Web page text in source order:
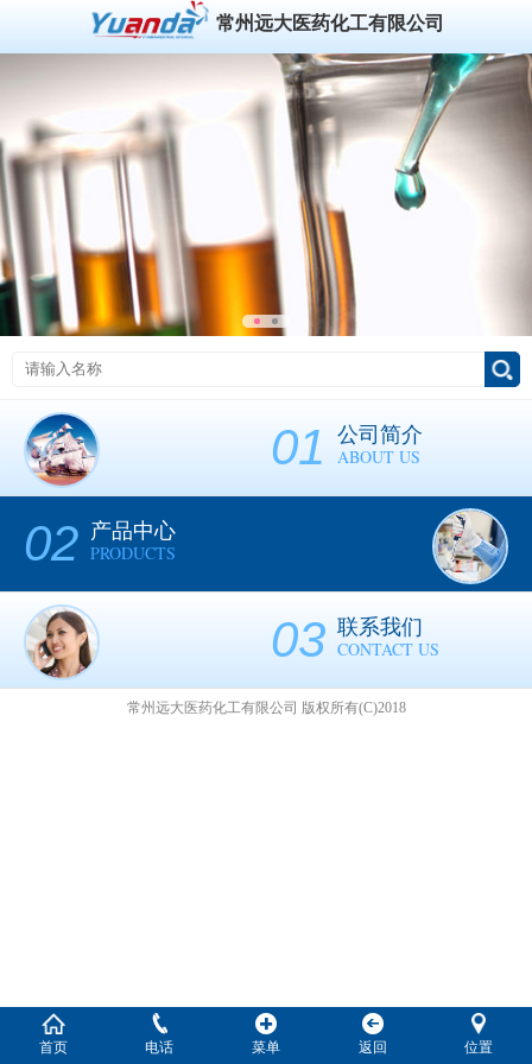
常州远大医药化工有限公司
01 公司简介
ABOUT US
02 产品中心
PRODUCTS
03 联系我们
CONTACT US
常州远大医药化工有限公司 版权所有(C)2018
首页 电话 菜单 返回 位置